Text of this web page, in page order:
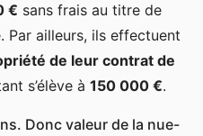
€ sans frais au titre de
Par ailleurs, ils effectuent
de leur contrat de
s’élève à 150 000 €.
Donc valeur de la nue-